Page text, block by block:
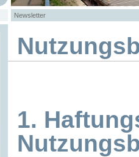
Newsletter
1.